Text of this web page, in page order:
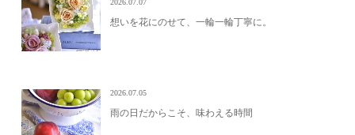
2026.07.07
想いを花にのせて、一輪一輪丁寧に。
2026.07.05
雨の日だからこそ、味わえる時間